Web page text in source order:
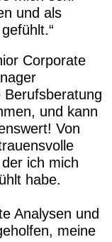
und als
Corporate
und kann
Von
ich mich
habe.
Analysen und
meine